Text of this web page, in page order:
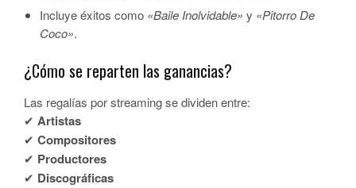
Incluye éxitos como «Baile Inolvidable» y «Pitorro De
Coco».
¿Cómo se reparten las ganancias?
Las regalías por streaming se dividen entre:
✔ Artistas
✔ Compositores
✔ Productores
✔ Discográficas